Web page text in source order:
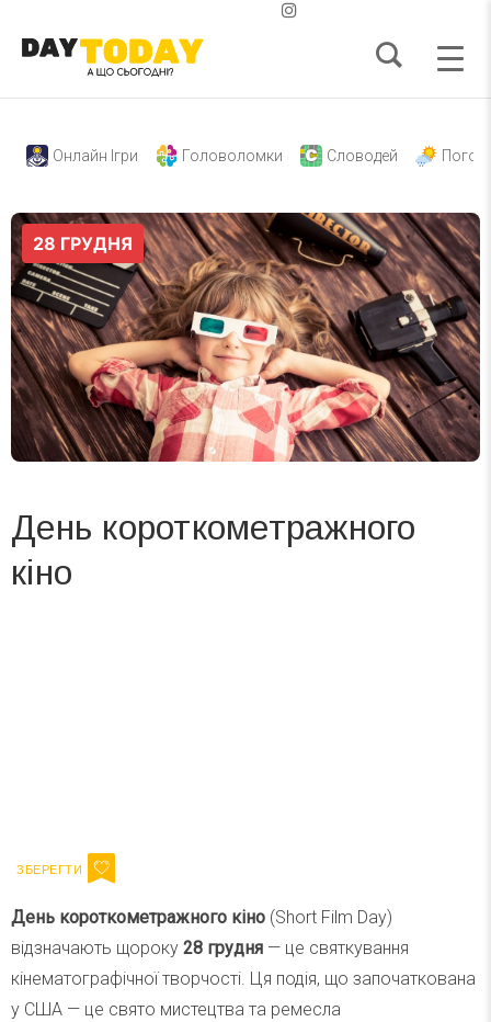
Онлайн Ігри Головоломки Словодей
День короткометражного
кіно
День короткометражного кіно (Short Film Day)
відзначають щороку 28 грудня — це святкування
кінематографічної творчості. Ця подія, що започаткована
у США — це свято мистецтва та ремесла